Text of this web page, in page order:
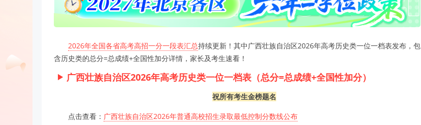
2026年全国各省高考高招一分一段表汇总持续更新！其中广西壮族自治区2026年高考历史类一位一档表发布，包
含历史类的总分=总成绩+全国性加分详情，家长及考生速看！
广西壮族自治区2026年高考历史类一位一档表（总分=总成绩+全国性加分）
祝所有考生金榜题名
点击查看： 广西壮族自治区2026年普通高校招生录取最低控制分数线公布